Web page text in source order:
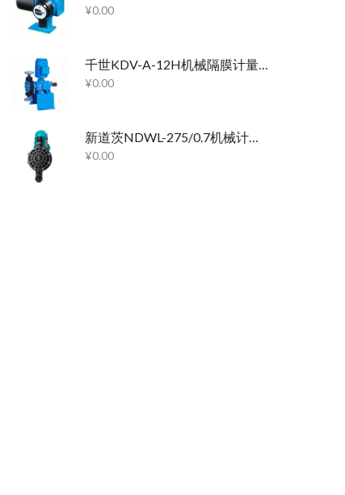
¥0.00
千世KDV-A-12H机械隔膜计量泵
¥0.00
新道茨NDWL-275/0.7机械计量泵
¥0.00